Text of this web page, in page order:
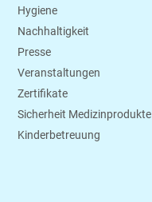
Hygiene
Nachhaltigkeit
Presse
Veranstaltungen
Zertifikate
Sicherheit Medizinprodukte
Kinderbetreuung